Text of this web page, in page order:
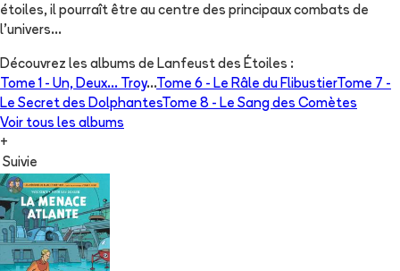
étoiles, il pourraît être au centre des principaux combats de
l'univers...
Découvrez les albums de Lanfeust des Étoiles :
Tome 1 - Un, Deux... Troy...Tome 6 - Le Râle du FlibustierTome 7 -
Le Secret des DolphantesTome 8 - Le Sang des Comètes
Voir tous les albums
+
Suivie